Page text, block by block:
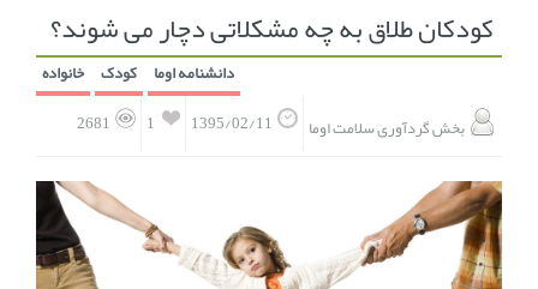
انجمن متخصصین زنان و اوما انتخاب نام کودک
اپلیکیشن بارداری و کودک اوما
کودکان طلاق به چه مشکلاتی دچار می شوند؟
دانشنامه اوما کودک خانواده
2681
1 1395/02/11 بخش گردآوری سلامت اوما